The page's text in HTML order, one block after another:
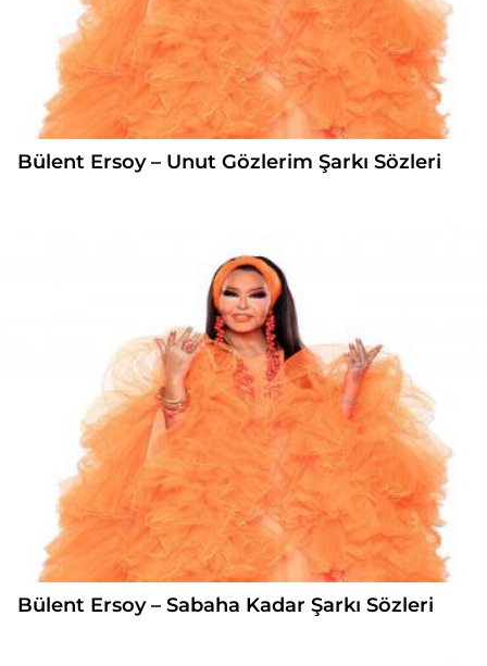
Bülent Ersoy – Unut Gözlerim Şarkı Sözleri
Bülent Ersoy – Sabaha Kadar Şarkı Sözleri